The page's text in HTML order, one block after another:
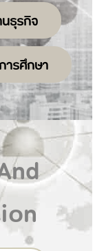
ธุรกิจ
ารศึกษา